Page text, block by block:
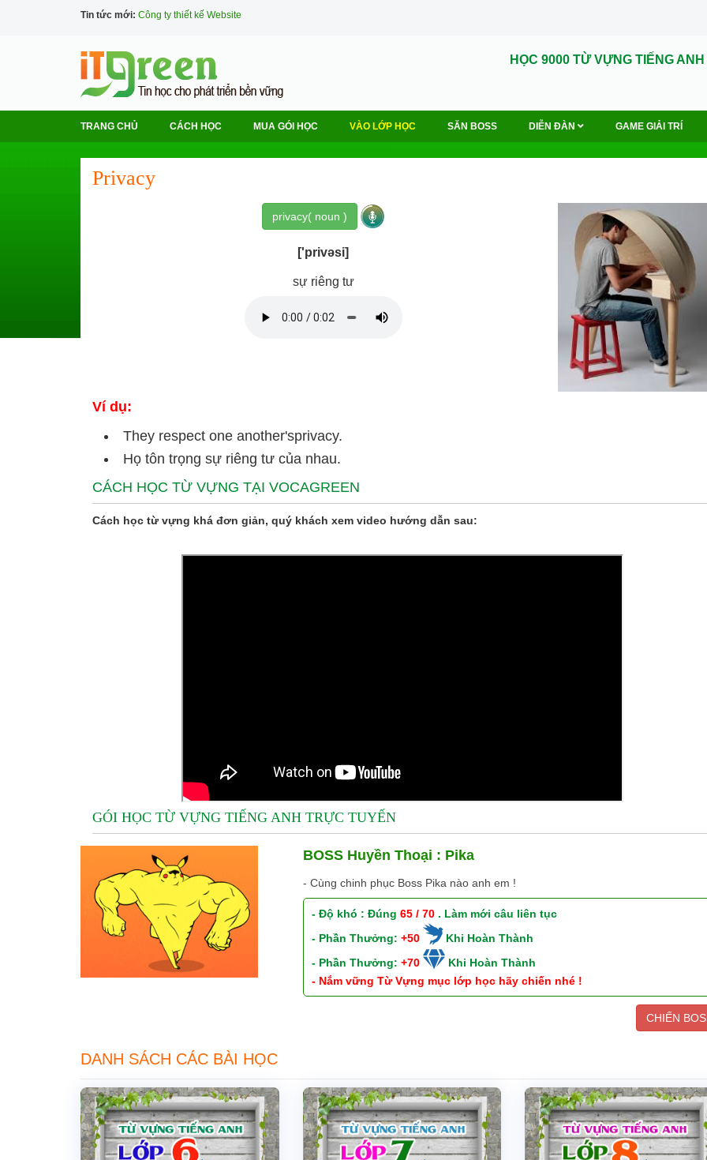
Tin tức mới: Công ty thiết kế Website
HỌC 9000 TỪ VỰNG TIẾNG ANH
TRANG CHỦ CÁCH HỌC MUA GÓI HỌC VÀO LỚP HỌC SĂN BOSS DIỄN ĐÀN GAME GIẢI TRÍ
Privacy
privacy( noun )
['privəsi]
sự riêng tư
Ví dụ:
They respect one another'sprivacy.
Họ tôn trọng sự riêng tư của nhau.
CÁCH HỌC TỪ VỰNG TẠI VOCAGREEN
Cách học từ vựng khá đơn giản, quý khách xem video hướng dẫn sau:
GÓI HỌC TỪ VỰNG TIẾNG ANH TRỰC TUYẾN
BOSS Huyền Thoại : Pika
- Cùng chinh phục Boss Pika nào anh em !
- Độ khó : Đúng 65 / 70. Làm mới câu liên tục
- Phần Thưởng: +50
Khi Hoàn Thành
- Phần Thưởng: +70
Khi Hoàn Thành
- Nắm vững Từ Vựng mục lớp học hãy chiến nhé !
CHIẾN
DANH SÁCH CÁC BÀI HỌC